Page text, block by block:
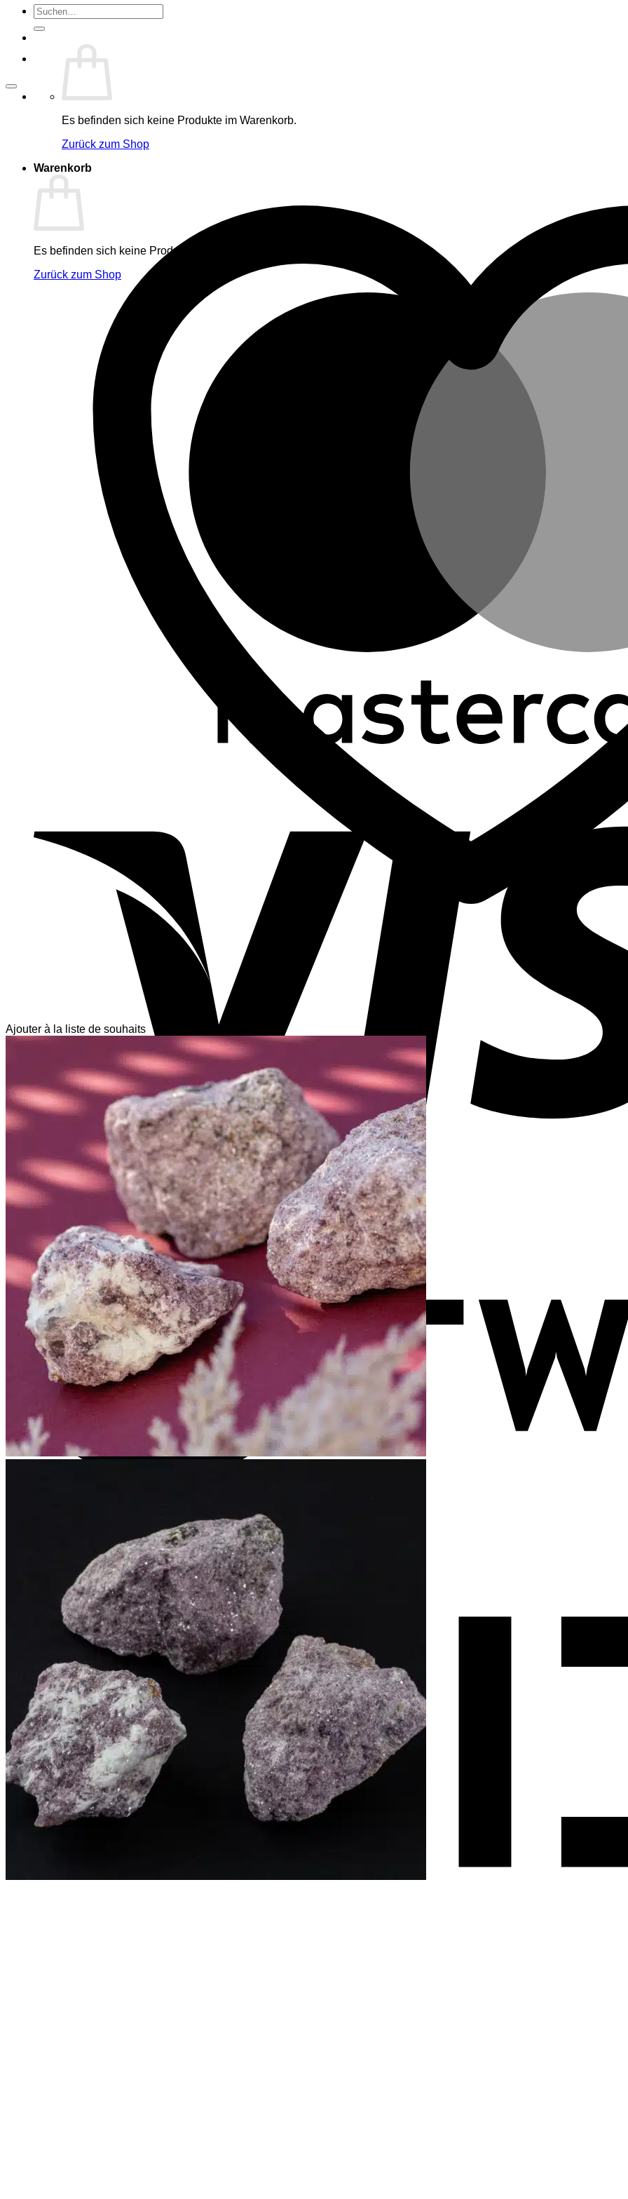
Suche
nach:
Es befinden sich keine Produkte im Warenkorb.
Zurück zum Shop
Warenkorb
Es befinden sich keine Produkte im Warenkorb.
Zurück zum Shop
Ajouter à la liste de souhaits